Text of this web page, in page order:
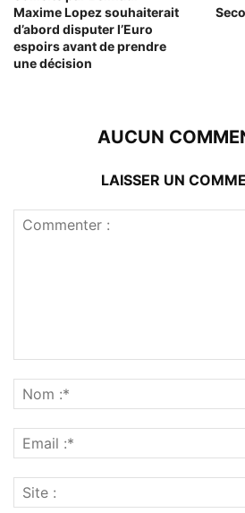
Maxime Lopez souhaiterait
d’abord disputer l’Euro
espoirs avant de prendre
une décision
AUCUN
LAISSER UN